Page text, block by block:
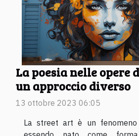
La poesia nelle opere
un approccio diverso
13 ottobre 2023 06:05
La street art è un